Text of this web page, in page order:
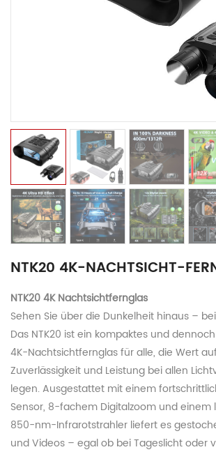
NTK20 4K-NACHTSICHT-
NTK20 4K Nachtsichtfernglas
Sehen Sie über die Dunkelheit hinaus –
Das NTK20 ist ein kompaktes und
4K-Nachtsichtfernglas für alle, die Wert
Zuverlässigkeit und Leistung bei allen
legen. Ausgestattet mit einem
Sensor, 8-fachem Digitalzoom und einem
850-nm-Infrarotstrahler liefert es
und Videos – egal ob bei Tageslicht oder